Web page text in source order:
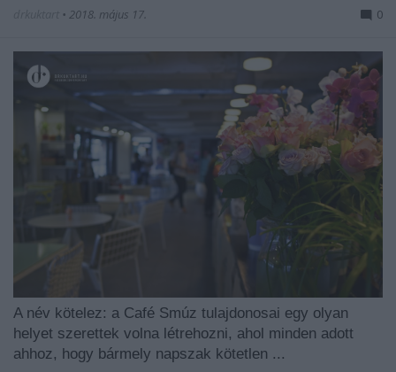
• 2018. május 17. 0
A név kötelez: a Café Smúz tulajdonosai egy olyan
helyet szerettek volna létrehozni, ahol minden adott
ahhoz, hogy bármely napszak kötetlen ...